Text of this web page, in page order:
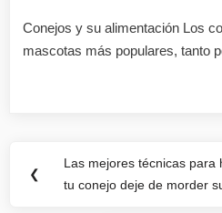
Conejos y su alimentación Los
mascotas más populares, tanto
Navegación
de❮
Previous
Post:
Las mejores técnicas para
tu conejo deje de morder